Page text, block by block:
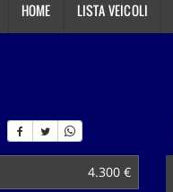
HOME LISTA VEICOLI
4.300 €